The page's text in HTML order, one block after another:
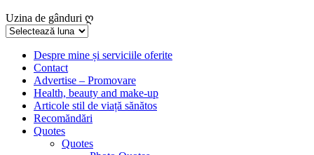
Uzina de gânduri ღ
Uzina
gânduriDespre mine și serviciile oferite
Contact
Advertise – Promovare
Health, beauty and make-up
Articole stil de viață sănătos
Recomăndări
Quotes
Quotes